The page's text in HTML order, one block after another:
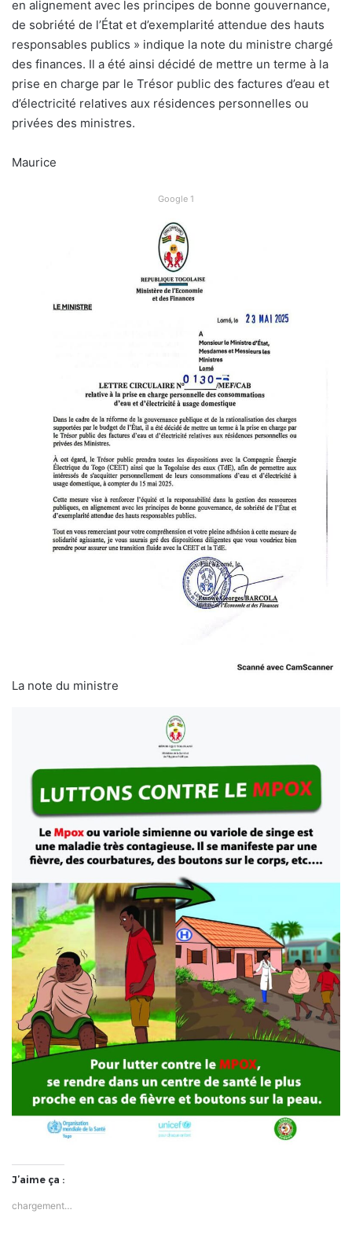
en alignement avec les principes de bonne gouvernance,
de sobriété de l’État et d’exemplarité attendue des hauts
responsables publics » indique la note du ministre chargé
des finances. Il a été ainsi décidé de mettre un terme à la
prise en charge par le Trésor public des factures d’eau et
d’électricité relatives aux résidences personnelles ou
privées des ministres.
Maurice
Google 1
La note du ministre
J’aime ça :
chargement…